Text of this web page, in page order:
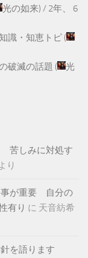
光の如来) / 2年、 6
識・知恵トピ (
破滅の話題 (
光
苦しみに対処す
り
が重要 自分の
有り に 天音紡希
針を語ります